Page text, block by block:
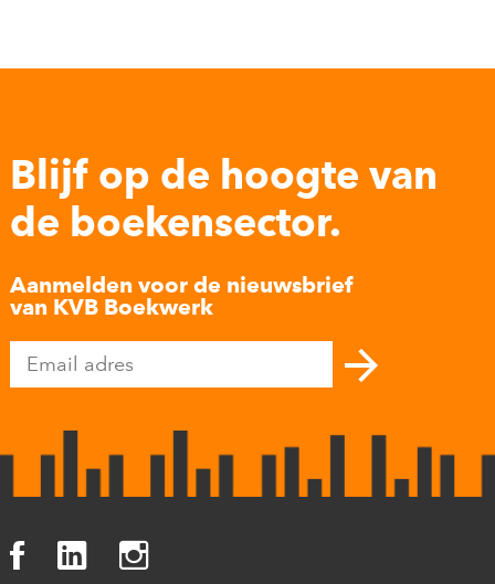
Blijf op de hoogte van
de boekensector.
Aanmelden voor de nieuwsbrief
van KVB Boekwerk